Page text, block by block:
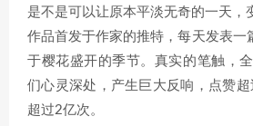
是不是可以让原本平淡无奇的一天
作品首发于作家的推特，每天发表一
于樱花盛开的季节。真实的笔触，
们心灵深处，产生巨大反响，点赞
超过2亿次。